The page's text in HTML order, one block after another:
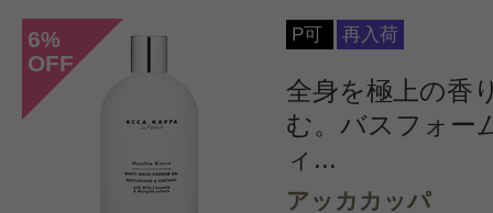
6%
OFF
P可 再入荷
全身を極上の香
む。バスフォー
ィ...
アッカカッパ